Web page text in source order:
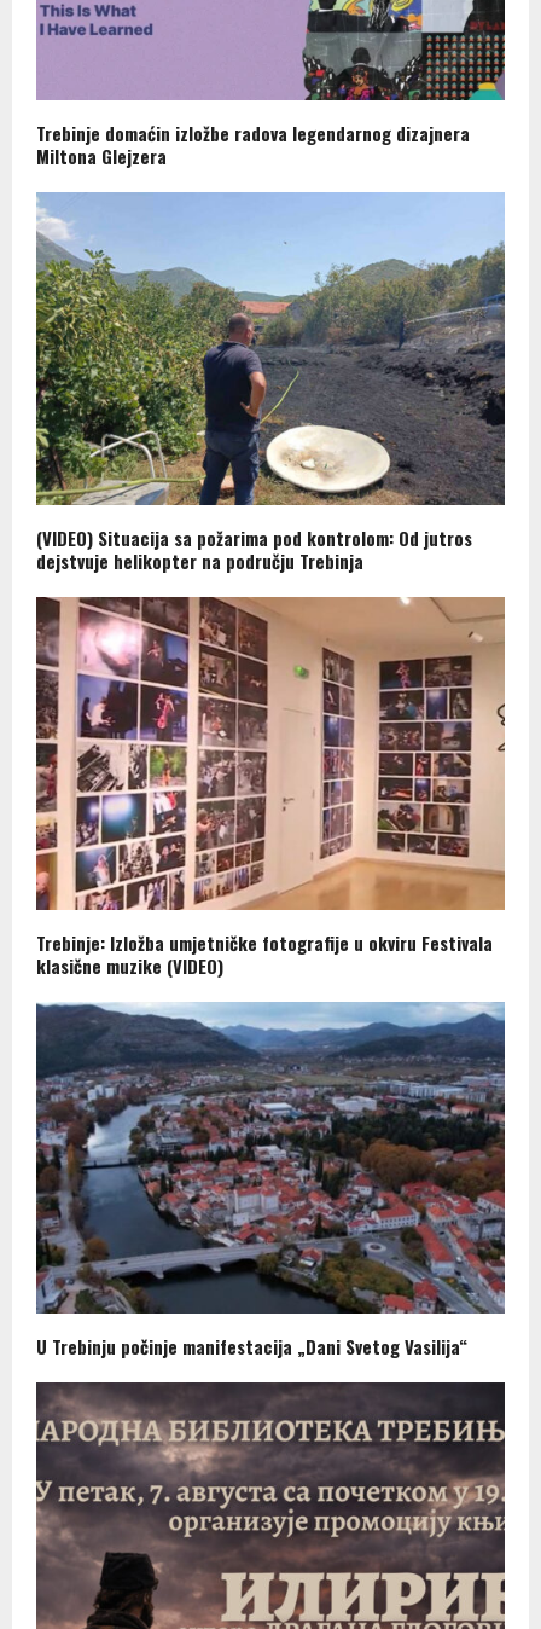
Trebinje domaćin izložbe radova legendarnog dizajnera
Miltona Glejzera
(VIDEO) Situacija sa požarima pod kontrolom: Od jutros
dejstvuje helikopter na području Trebinja
Trebinje: Izložba umjetničke fotografije u okviru Festivala
klasične muzike (VIDEO)
U Trebinju počinje manifestacija „Dani Svetog Vasilija“